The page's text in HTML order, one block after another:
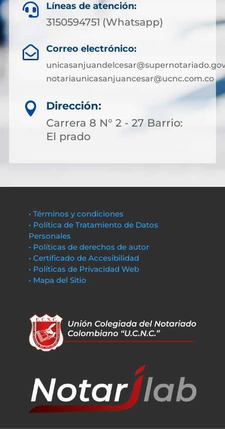
 Líneas de atención:
3150594751 (Whatsapp)
 Correo electrónico:
notariaunicasanjuancesar@ucnc.com.co

Dirección:
Carrera 8 N° 2 - 27 Barrio:
El prado
• Términos y condiciones
• Política de Tratamiento de Datos
Personales
• Políticas de derechos de autor
• Certificado de Accesibilidad
• Políticas de Privacidad Web
• Mapa del Sitio